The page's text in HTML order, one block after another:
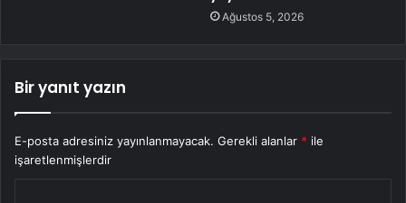
Ağustos 5, 2026
Bir yanıt yazın
E-posta adresiniz yayınlanmayacak. Gerekli alanlar * ile
işaretlenmişlerdir